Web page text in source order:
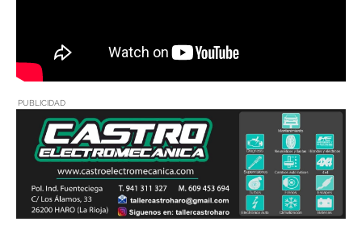
PUBLICIDAD